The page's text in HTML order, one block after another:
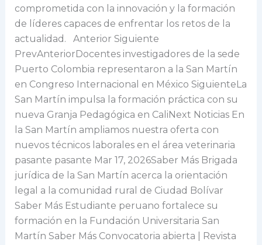
comprometida con la innovación y la formación
de líderes capaces de enfrentar los retos de la
actualidad. Anterior Siguiente
PrevAnteriorDocentes investigadores de la sede
Puerto Colombia representaron a la San Martín
en Congreso Internacional en México SiguienteLa
San Martín impulsa la formación práctica con su
nueva Granja Pedagógica en CaliNext Noticias En
la San Martín ampliamos nuestra oferta con
nuevos técnicos laborales en el área veterinaria
pasante pasante Mar 17, 2026Saber Más Brigada
jurídica de la San Martín acerca la orientación
legal a la comunidad rural de Ciudad Bolívar
Saber Más Estudiante peruano fortalece su
formación en la Fundación Universitaria San
Martín Saber Más Convocatoria abierta | Revista